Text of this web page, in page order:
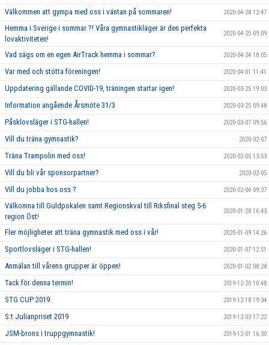
Välkommen att gympa med oss i väntan på sommaren! 2020-04-28 12:47
Hemma i Sverige i sommar ?! Våra gymnastikläger är den perfekta
lovaktiviteten!
2020-04-25 09:09
Vad sägs om en egen AirTrack hemma i sommar? 2020-04-24 18:05
Var med och stötta föreningen! 2020-04-01 11:41
Uppdatering gällande COVID-19, träningen startar igen! 2020-03-25 19:03
Information angående Årsmöte 31/3 2020-03-25 09:48
Påsklovsläger i STG-hallen! 2020-03-07 09:56
Vill du träna gymnastik? 2020-02-07
Träna Trampolin med oss! 2020-02-05 13:53
Vill du bli vår sponsorpartner? 2020-02-05
Vill du jobba hos oss ? 2020-02-04 09:37
Välkomna till Guldpokalen samt Regionskval till Riksfinal steg 5-6
region Öst!
2020-01-28 16:43
Fler möjligheter att träna gymnastik med oss i vår! 2020-01-09 14:26
Sportlovsläger i STG-hallen! 2020-01-07 12:51
Anmälan till vårens grupper är öppen! 2020-01-02 08:28
Tack för denna termin! 2019-12-20 10:48
STG CUP 2019 2019-12-18 19:34
S:t Julianpriset 2019 2019-12-03 17:22
JSM-brons i truppgymnastik! 2019-12-01 16:30